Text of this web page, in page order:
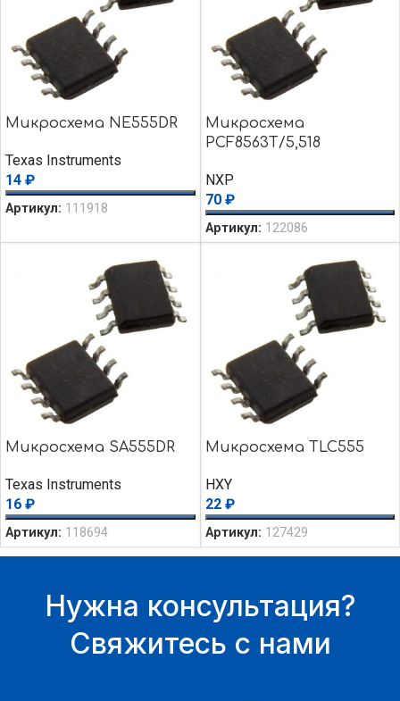
Микросхема NE555DR
Texas Instruments
14 ₽
Артикул: 111918
Микросхема
PCF8563T/5,518
NXP
70 ₽
Артикул: 122086
Микросхема SA555DR
Texas Instruments
16 ₽
Артикул: 118694
Микросхема TLC555
HXY
22 ₽
Артикул: 127429
Нужна консультация?
Свяжитесь с нами